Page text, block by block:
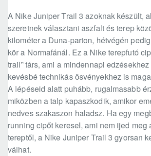
A Nike Juniper Trail 3 azoknak készült,
szeretnek választani aszfalt és terep
kilométer a Duna-parton, hétvégén
kör a Normafánál. Ez a Nike terepfutó
trail” társ, ami a mindennapi
kevésbé technikás ösvényekhez is
A lépéseid alatt puhább, rugalmasabb
miközben a talp kapaszkodik, amikor
nedves szakaszon haladsz. Ha egy
running cipőt keresel, ami nem ijed meg
tereptől, a Nike Juniper Trail 3 gyorsan
válhat.